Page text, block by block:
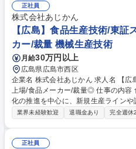
正社員
株式会社あじかん
【広島】食品生産技術/東証
カー/裁量 機械生産技術
月給30万円以上
広島県広島市西区
企業名 株式会社あじかん 求人名 【広島】食品生産技術/東証スタンダード
上場/食品メーカー/裁量◎ 仕事の内容 食品製造工場における自動化・省人
化の推進を中心に、新規生産ライン
す。最先端技術（AI等）の導入支援
最適化 ■自動化・省人化に向けた技術
業界未経験歓迎 退職金あり 完全週休
正社員